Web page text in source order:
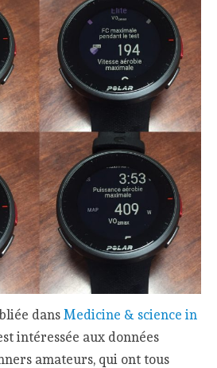
dansMedicine & science in
intéressée aux données
amateurs, qui ont tous